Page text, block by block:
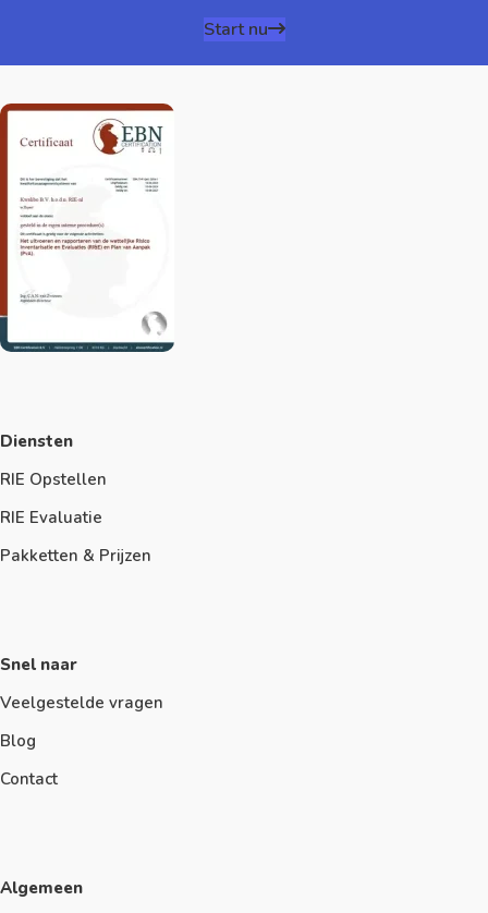
Start nu
Diensten
RIE Opstellen
RIE Evaluatie
Pakketten & Prijzen
Snel naar
Veelgestelde vragen
Blog
Contact
Algemeen